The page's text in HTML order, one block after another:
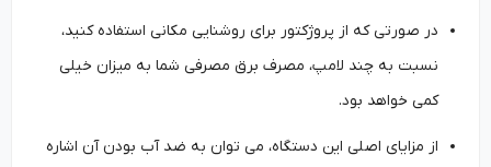
در صورتی که از پروژکتور برای روشنایی مکانی استفاده کنید،
نسبت به چند لامپ، مصرف برق مصرفی شما به میزان خیلی
کمی خواهد بود.
از مزایای اصلی این دستگاه، می توان به ضد آب بودن آن اشاره